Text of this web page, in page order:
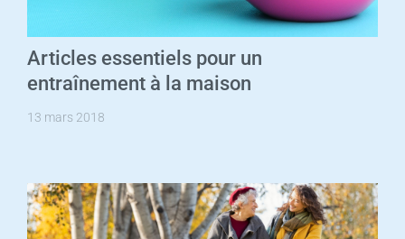
Articles essentiels pour un
entraînement à la maison
13 mars 2018